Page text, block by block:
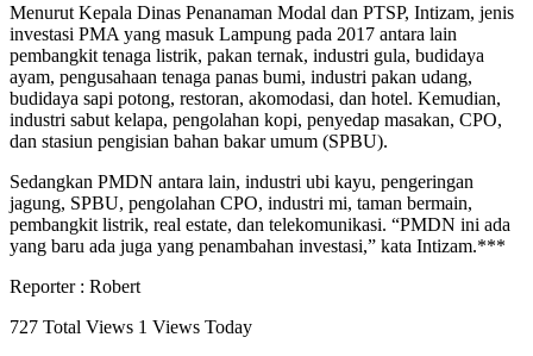
Menurut Kepala Dinas Penanaman Modal dan PTSP, Intizam, jenis
investasi PMA yang masuk Lampung pada 2017 antara lain
pembangkit tenaga listrik, pakan ternak, industri gula, budidaya
ayam, pengusahaan tenaga panas bumi, industri pakan udang,
budidaya sapi potong, restoran, akomodasi, dan hotel. Kemudian,
industri sabut kelapa, pengolahan kopi, penyedap masakan, CPO,
dan stasiun pengisian bahan bakar umum (SPBU).
Sedangkan PMDN antara lain, industri ubi kayu, pengeringan
jagung, SPBU, pengolahan CPO, industri mi, taman bermain,
pembangkit listrik, real estate, dan telekomunikasi. “PMDN ini ada
yang baru ada juga yang penambahan investasi,” kata Intizam.***
Reporter : Robert
727 Total Views 1 Views Today